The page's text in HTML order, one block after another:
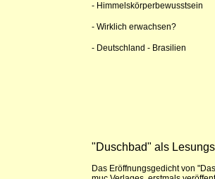
- Himmelskörperbewusstsein
- Wirklich erwachsen?
- Deutschland - Brasilien
"Duschbad" als
Das Eröffnungsgedicht von